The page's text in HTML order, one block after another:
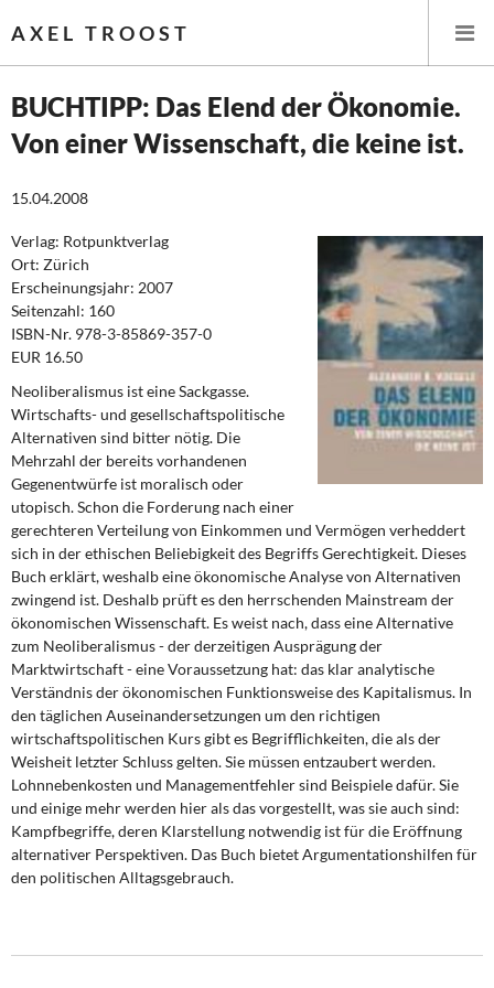
AXEL TROOST
Startseite
Themen
Leitlinien linker Wirtschafts- und Finanzpolitik
Wirtschaftspolitik
Steuer- und Finanzpolitik
Öffentliche Infrastruktur und Daseinsvorsorge
Eurokrise und Griechenland
DIE LINKE
Weitere Themen
Memo-Gruppe
Institut Solidarische Moderne
Rosa-Luxemburg-Stiftung
Über mich
Kontakt
BUCHTIPP: Das Elend der Ökonomie.
Von einer Wissenschaft, die keine ist.
15.04.2008
Verlag: Rotpunktverlag
Ort: Zürich
Erscheinungsjahr: 2007
Seitenzahl: 160
ISBN-Nr. 978-3-85869-357-0
EUR 16.50
Neoliberalismus ist eine Sackgasse.
Wirtschafts- und gesellschaftspolitische
Alternativen sind bitter nötig. Die
Mehrzahl der bereits vorhandenen
Gegenentwürfe ist moralisch oder
utopisch. Schon die Forderung nach einer
gerechteren Verteilung von Einkommen und Vermögen verheddert
sich in der ethischen Beliebigkeit des Begriffs Gerechtigkeit. Dieses
Buch erklärt, weshalb eine ökonomische Analyse von Alternativen
zwingend ist. Deshalb prüft es den herrschenden Mainstream der
ökonomischen Wissenschaft. Es weist nach, dass eine Alternative
zum Neoliberalismus - der derzeitigen Ausprägung der
Marktwirtschaft - eine Voraussetzung hat: das klar analytische
Verständnis der ökonomischen Funktionsweise des Kapitalismus. In
den täglichen Auseinandersetzungen um den richtigen
wirtschaftspolitischen Kurs gibt es Begrifflichkeiten, die als der
Weisheit letzter Schluss gelten. Sie müssen entzaubert werden.
Lohnnebenkosten und Managementfehler sind Beispiele dafür. Sie
und einige mehr werden hier als das vorgestellt, was sie auch sind:
Kampfbegriffe, deren Klarstellung notwendig ist für die Eröffnung
alternativer Perspektiven. Das Buch bietet Argumentationshilfen für
den politischen Alltagsgebrauch.